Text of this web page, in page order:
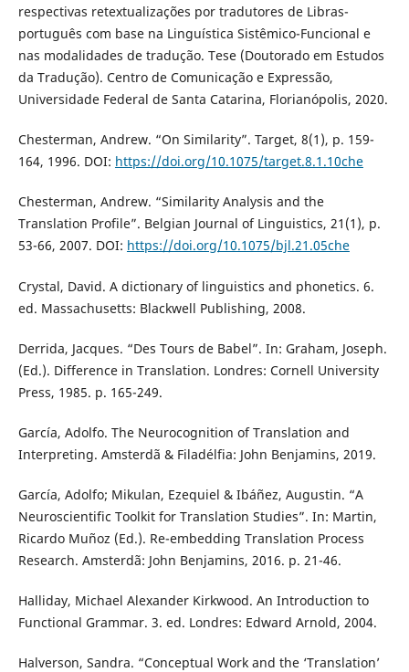
respectivas retextualizações por tradutores de Libras-
português com base na Linguística Sistêmico-Funcional e
nas modalidades de tradução. Tese (Doutorado em Estudos
da Tradução). Centro de Comunicação e Expressão,
Universidade Federal de Santa Catarina, Florianópolis, 2020.
Chesterman, Andrew. “On Similarity”. Target, 8(1), p. 159-
164, 1996. DOI: https://doi.org/10.1075/target.8.1.10che
Chesterman, Andrew. “Similarity Analysis and the
Translation Profile”. Belgian Journal of Linguistics, 21(1), p.
53-66, 2007. DOI: https://doi.org/10.1075/bjl.21.05che
Crystal, David. A dictionary of linguistics and phonetics. 6.
ed. Massachusetts: Blackwell Publishing, 2008.
Derrida, Jacques. “Des Tours de Babel”. In: Graham, Joseph.
(Ed.). Difference in Translation. Londres: Cornell University
Press, 1985. p. 165-249.
García, Adolfo. The Neurocognition of Translation and
Interpreting. Amsterdã & Filadélfia: John Benjamins, 2019.
García, Adolfo; Mikulan, Ezequiel & Ibáñez, Augustin. “A
Neuroscientific Toolkit for Translation Studies”. In: Martin,
Ricardo Muñoz (Ed.). Re-embedding Translation Process
Research. Amsterdã: John Benjamins, 2016. p. 21-46.
Halliday, Michael Alexander Kirkwood. An Introduction to
Functional Grammar. 3. ed. Londres: Edward Arnold, 2004.
Halverson, Sandra. “Conceptual Work and the ‘Translation’